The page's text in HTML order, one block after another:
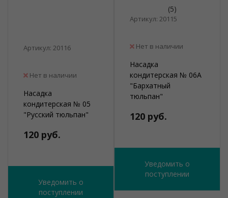
Артикул: 20116
Нет в наличии
Насадка
кондитерская № 05
"Русский тюльпан"
120 руб.
Уведомить о
поступлении
(5)
Артикул: 20115
Нет в наличии
Насадка
кондитерская № 06А
"Бархатный
тюльпан"
120 руб.
Уведомить о
поступлении